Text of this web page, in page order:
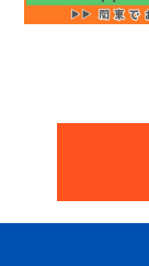
比較的扱い
でも設置可能
ズに準備でき
商品撮影に